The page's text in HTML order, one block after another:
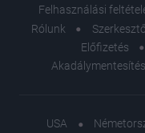
Felhasználási
Rólunk
Előfizetés
USA